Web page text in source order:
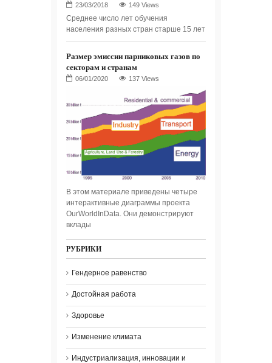
149 Views
Среднее число лет обучения
населения разных стран старше 15 лет
Размер эмиссии парниковых газов по
секторам и странам
137 Views
В этом материале приведены четыре
интерактивные диаграммы проекта
OurWorldInData. Они демонстрируют
вклады
РУБРИКИ
Гендерное равенство
Достойная работа
Здоровье
Изменение климата
Индустриализация, инновации и